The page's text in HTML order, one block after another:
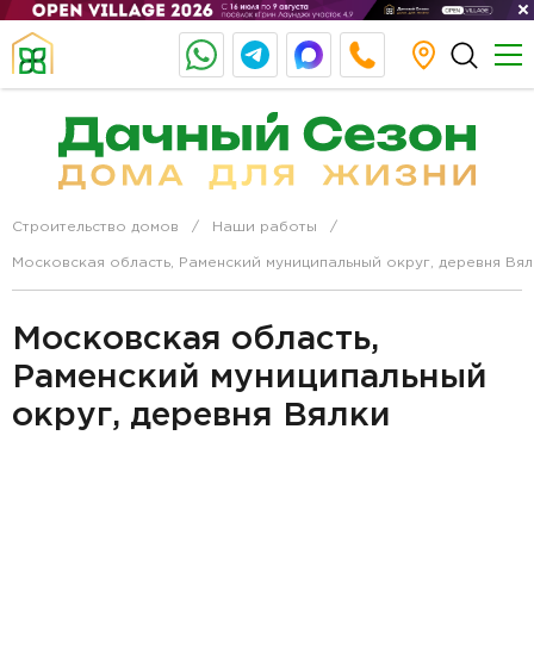
Строительство домов Наши работы
Московская область, Раменский муниципальный округ, деревня
Московская область,
Раменский муниципальный
округ, деревня Вялки